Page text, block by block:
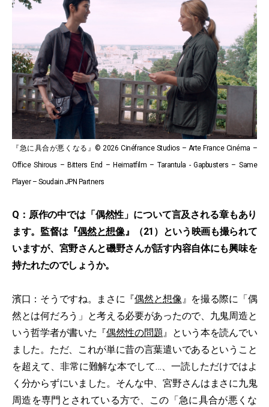
『急に具合が悪くなる』© 2026 Cinéfrance Studios – Arte France Cinéma –
Office Shirous – Bitters End – Heimatfilm – Tarantula - Gapbusters – Same
Player – Soudain JPN Partners
Q：原作の中では「偶然性」について言及される章もあり
ます。監督は『偶然と想像』（21）という映画も撮られて
いますが、宮野さんと磯野さんが話す内容自体にも興味を
持たれたのでしょうか。
濱口：そうですね。まさに『偶然と想像』を撮る際に「偶
然とは何だろう」と考える必要があったので、九鬼周造と
いう哲学者が書いた『偶然性の問題』という本を読んでい
ました。ただ、これが単に昔の言葉遣いであるということ
を超えて、非常に難解な本でして…、一読しただけではよ
く分からずにいました。そんな中、宮野さんはまさに九鬼
周造を専門とされている方で、この「急に具合が悪くな